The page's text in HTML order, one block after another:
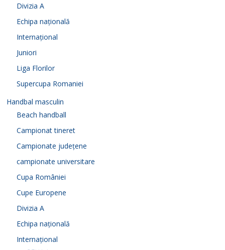
Divizia A
Echipa națională
Internațional
Juniori
Liga Florilor
Supercupa Romaniei
Handbal masculin
Beach handball
Campionat tineret
Campionate județene
campionate universitare
Cupa României
Cupe Europene
Divizia A
Echipa națională
Internațional